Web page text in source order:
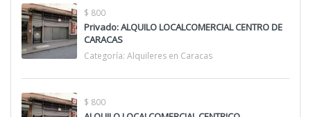
$ 800
Privado: ALQUILO LOCALCOMERCIAL CENTRO DE
CARACAS
Categoría: Alquileres en Caracas
$ 800